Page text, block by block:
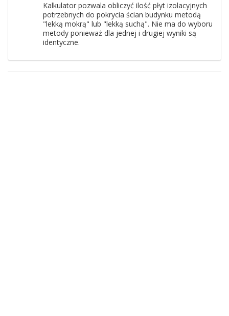
Kalkulator pozwala obliczyć ilość płyt izolacyjnych
potrzebnych do pokrycia ścian budynku metodą
"lekką mokrą" lub "lekką suchą". Nie ma do wyboru
metody ponieważ dla jednej i drugiej wyniki są
identyczne.